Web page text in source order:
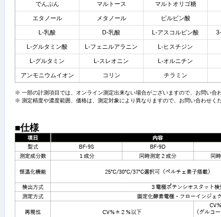
でんぷん マルトース マルトオリゴ糖
エタノール メタノール ピルビン酸
L-乳酸 D-乳酸 L-アスコルビン酸
L-グルタミン酸 L-フェニルアラニン L-ヒスチジン
L-グルタミン L-スレオニン L-オルニチン
アンモニウムイオン コリン チラミン
※ 一部の計測項目では、オンライン測定出来ない場合がございますので、お問い合
※ 測定精度や濃度範囲、価格は、測定対象により異なりますので、お問い合わせく
■仕様